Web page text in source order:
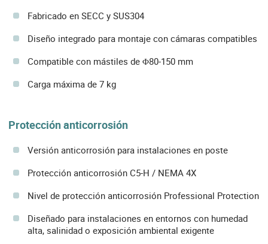
Fabricado en SECC y SUS304
Diseño integrado para montaje con cámaras compatibles
Compatible con mástiles de Φ80-150 mm
Carga máxima de 7 kg
Protección anticorrosión
Versión anticorrosión para instalaciones en poste
Protección anticorrosión C5-H / NEMA 4X
Nivel de protección anticorrosión Professional Protection
Diseñado para instalaciones en entornos con humedad
alta, salinidad o exposición ambiental exigente